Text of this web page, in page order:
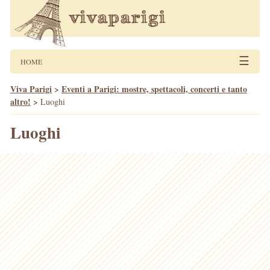
HOME ☰
Viva Parigi > Eventi a Parigi: mostre, spettacoli, concerti e tanto
altro! > Luoghi
Luoghi